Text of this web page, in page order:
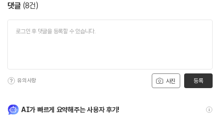
댓글 (8건)
사진
유의사항 등록
AI가 빠르게 요약해주는 사용자 후기!